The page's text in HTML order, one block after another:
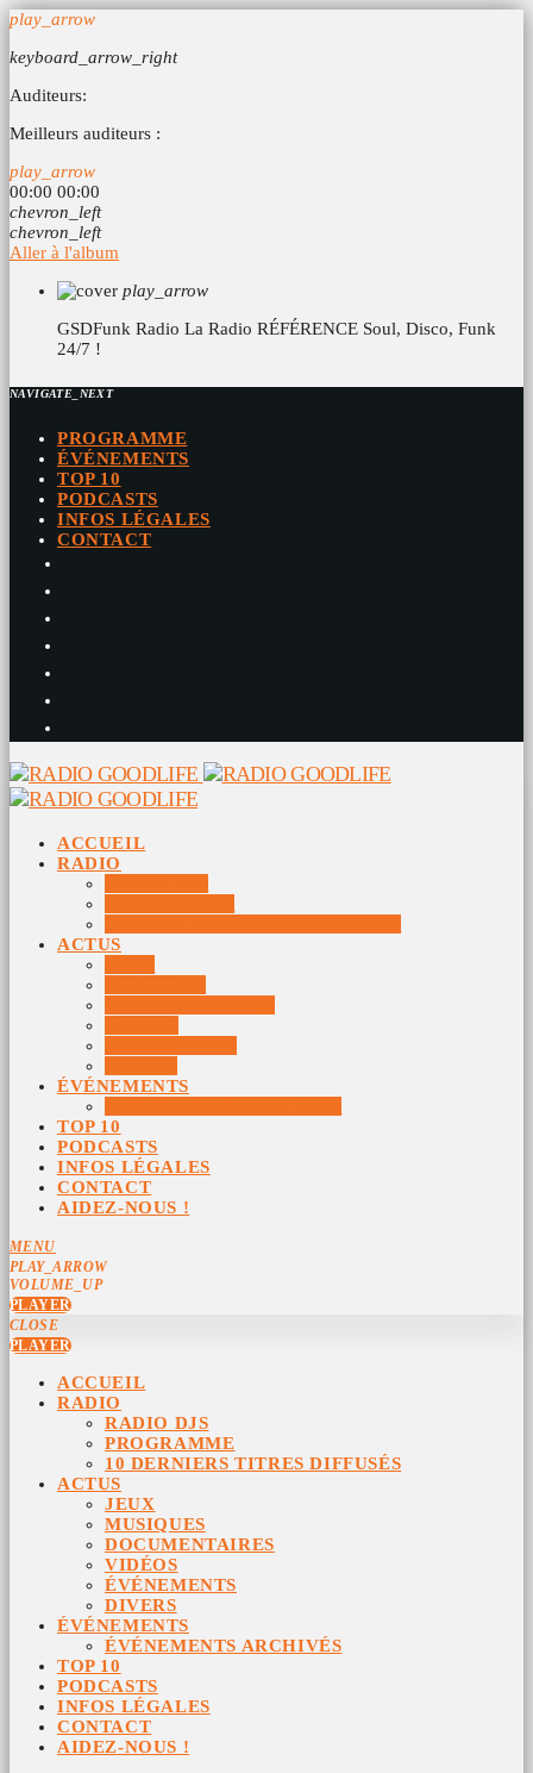
play_arrow
keyboard_arrow_right
Auditeurs:
Meilleurs auditeurs :
play_arrow
00:00 00:00
chevron_left
chevron_left
Aller à l'album
play_arrow
GSDFunk Radio La Radio RÉFÉRENCE Soul, Disco, Funk
24/7 !
NAVIGATE_NEXT
PROGRAMME
ÉVÉNEMENTS
TOP 10
PODCASTS
INFOS LÉGALES
CONTACT
ACCUEIL
RADIO
ACTUS
ÉVÉNEMENTS
TOP 10
PODCASTS
INFOS LÉGALES
CONTACT
AIDEZ-NOUS !
MENU
PLAY_ARROW
VOLUME_UP
PLAYER
CLOSE
PLAYER
ACCUEIL
RADIO
RADIO DJS
PROGRAMME
10 DERNIERS TITRES DIFFUSÉS
ACTUS
JEUX
MUSIQUES
DOCUMENTAIRES
VIDÉOS
ÉVÉNEMENTS
DIVERS
ÉVÉNEMENTS
ÉVÉNEMENTS ARCHIVÉS
TOP 10
PODCASTS
INFOS LÉGALES
CONTACT
AIDEZ-NOUS !